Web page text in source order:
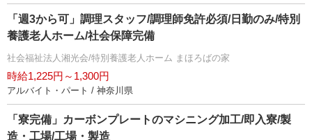
「週3から可」調理スタッフ/調理師免許必須/日勤のみ/特別
養護老人ホーム/社会保障完備
社会福祉法人湘光会/特別養護老人ホーム まほろばの家
時給1,225円～1,300円
アルバイト・パート / 神奈川県
「寮完備」カーボンプレートのマシニング加工/即入寮/製
造・工場/工場・製造